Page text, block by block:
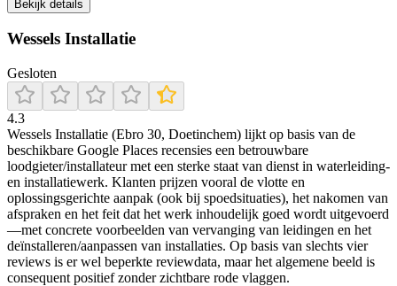
Bekijk details
Wessels Installatie
Gesloten
4.3
Wessels Installatie (Ebro 30, Doetinchem) lijkt op basis van de
beschikbare Google Places recensies een betrouwbare
loodgieter/installateur met een sterke staat van dienst in waterleiding-
en installatiewerk. Klanten prijzen vooral de vlotte en
oplossingsgerichte aanpak (ook bij spoedsituaties), het nakomen van
afspraken en het feit dat het werk inhoudelijk goed wordt uitgevoerd
—met concrete voorbeelden van vervanging van leidingen en het
deïnstalleren/aanpassen van installaties. Op basis van slechts vier
reviews is er wel beperkte reviewdata, maar het algemene beeld is
consequent positief zonder zichtbare rode vlaggen.